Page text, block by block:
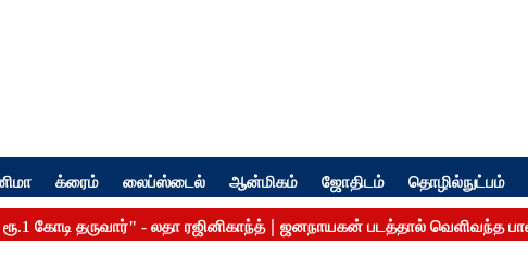
க்ரைம் லைப்ஸ்டைல் ஆன்மிகம் ஜோதிடம் தொழில்நுட்பம்